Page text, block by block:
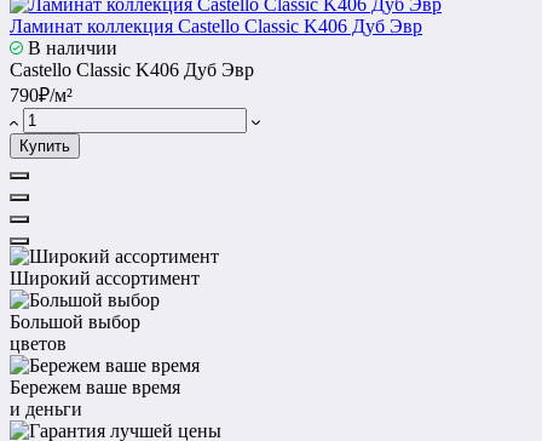
Ламинат коллекция Castello Classic K406 Дуб Эвр
В наличии
Castello Classic K406 Дуб Эвр
790₽/м²
Купить
Широкий ассортимент
Большой выбор
цветов
Бережем ваше время
и деньги